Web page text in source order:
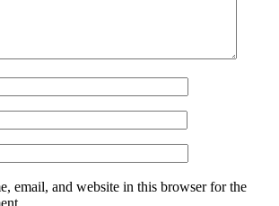
email, and website in this browser for the